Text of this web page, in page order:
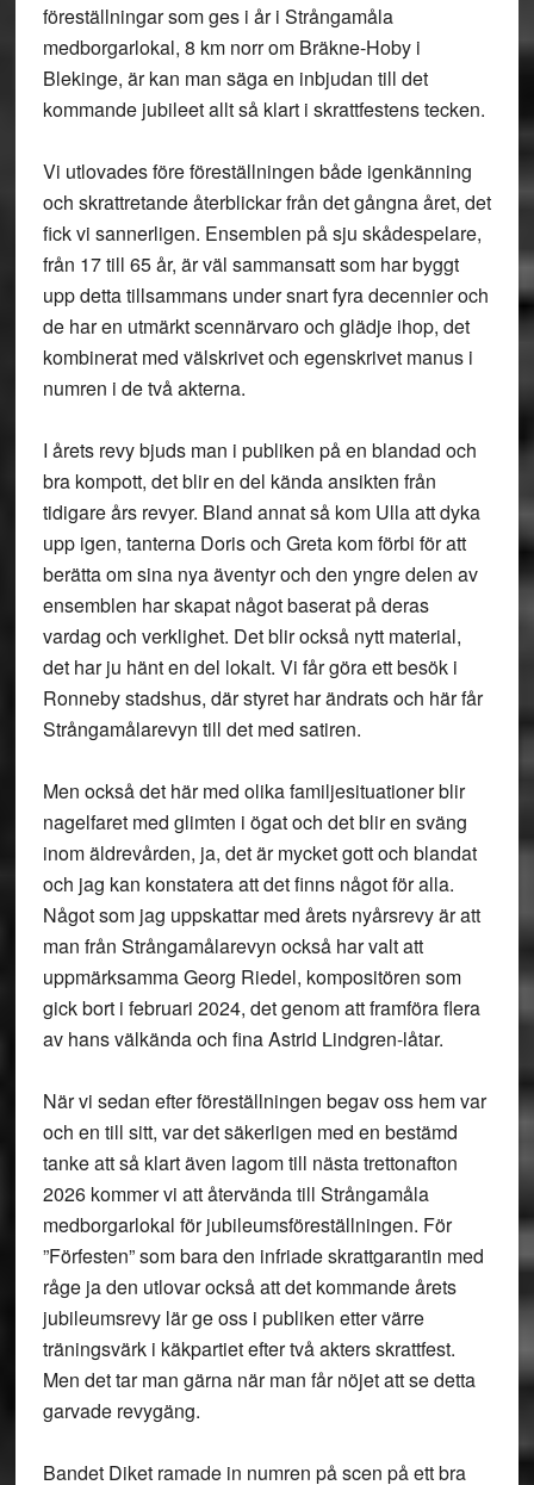
föreställningar som ges i år i Strångamåla
medborgarlokal, 8 km norr om Bräkne-Hoby i
Blekinge, är kan man säga en inbjudan till det
kommande jubileet allt så klart i skrattfestens tecken.
Vi utlovades före föreställningen både igenkänning
och skrattretande återblickar från det gångna året, det
fick vi sannerligen. Ensemblen på sju skådespelare,
från 17 till 65 år, är väl sammansatt som har byggt
upp detta tillsammans under snart fyra decennier och
de har en utmärkt scennärvaro och glädje ihop, det
kombinerat med välskrivet och egenskrivet manus i
numren i de två akterna.
I årets revy bjuds man i publiken på en blandad och
bra kompott, det blir en del kända ansikten från
tidigare års revyer. Bland annat så kom Ulla att dyka
upp igen, tanterna Doris och Greta kom förbi för att
berätta om sina nya äventyr och den yngre delen av
ensemblen har skapat något baserat på deras
vardag och verklighet. Det blir också nytt material,
det har ju hänt en del lokalt. Vi får göra ett besök i
Ronneby stadshus, där styret har ändrats och här får
Strångamålarevyn till det med satiren.
Men också det här med olika familjesituationer blir
nagelfaret med glimten i ögat och det blir en sväng
inom äldrevården, ja, det är mycket gott och blandat
och jag kan konstatera att det finns något för alla.
Något som jag uppskattar med årets nyårsrevy är att
man från Strångamålarevyn också har valt att
uppmärksamma Georg Riedel, kompositören som
gick bort i februari 2024, det genom att framföra flera
av hans välkända och fina Astrid Lindgren-låtar.
När vi sedan efter föreställningen begav oss hem var
och en till sitt, var det säkerligen med en bestämd
tanke att så klart även lagom till nästa trettonafton
2026 kommer vi att återvända till Strångamåla
medborgarlokal för jubileumsföreställningen. För
”Förfesten” som bara den infriade skrattgarantin med
råge ja den utlovar också att det kommande årets
jubileumsrevy lär ge oss i publiken etter värre
träningsvärk i käkpartiet efter två akters skrattfest.
Men det tar man gärna när man får nöjet att se detta
garvade revygäng.
Bandet Diket ramade in numren på scen på ett bra